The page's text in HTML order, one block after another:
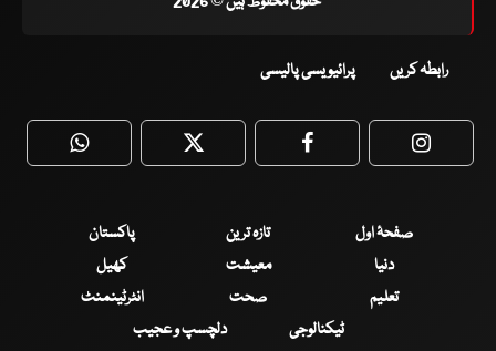
رابطہ کریں پرائیویسی پالیسی
WhatsApp Twitter Facebook
صفحۂ اول تازہ ترین
پاکستان
دنیا
معیشت
کھیل
تعلیم
صحت
انٹرٹینمنٹ
ٹیکنالوجی
دلچسپ و عجیب